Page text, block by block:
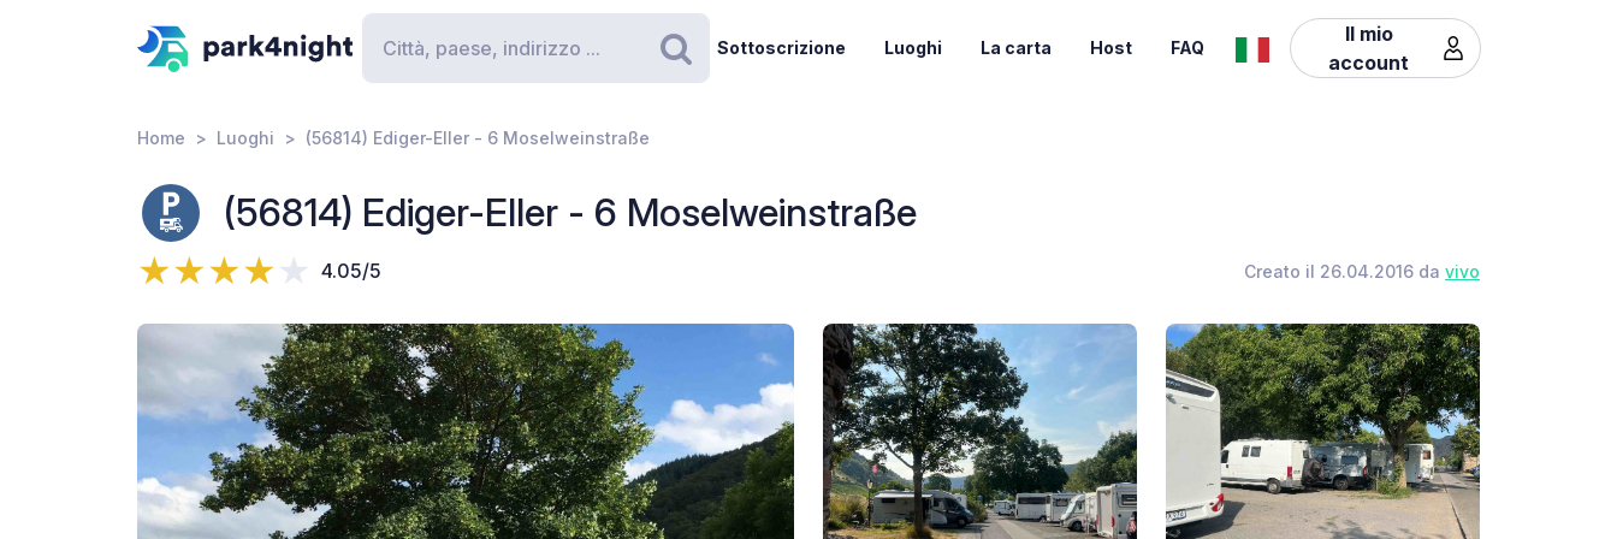
Ricerca
Sottoscrizione Luoghi La carta Host FAQ
Il mio
account
Home Luoghi (56814) Ediger-Eller - 6 Moselweinstraße
(56814) Ediger-Eller - 6 Moselweinstraße
4.05/5 Creato il 26.04.2016 da vivo